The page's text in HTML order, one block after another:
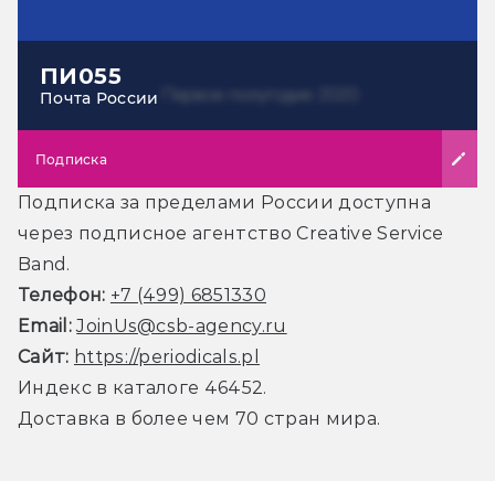
ПИ055
Почта России
Подписка
Подписка за пределами России доступна
через подписное агентство Creative Service
Band.
Телефон: +7 (499) 6851330
Email: JoinUs@csb-agency.ru
Сайт: https://periodicals.pl
Индекс в каталоге 46452.
Доставка в более чем 70 стран мира.